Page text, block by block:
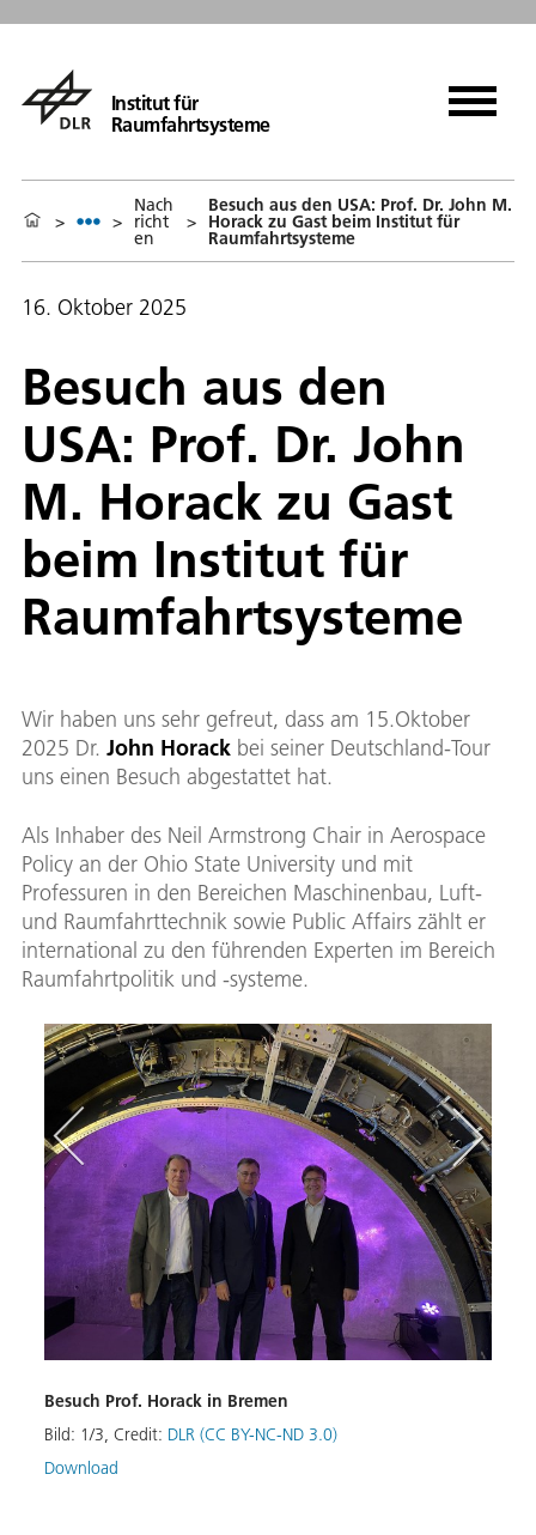
Institut für
Raumfahrtsysteme
> >
Nach
richt
en
>
Besuch aus den USA: Prof. Dr. John M.
Horack zu Gast beim Institut für
Raumfahrtsysteme
16. Oktober 2025
Besuch aus den
USA: Prof. Dr. John
M. Horack zu Gast
beim Institut für
Raumfahrtsysteme
Wir haben uns sehr gefreut, dass am 15.Oktober
2025 Dr. John Horack bei seiner Deutschland-Tour
uns einen Besuch abgestattet hat.
Als Inhaber des Neil Armstrong Chair in Aerospace
Policy an der Ohio State University und mit
Professuren in den Bereichen Maschinenbau, Luft-
und Raumfahrttechnik sowie Public Affairs zählt er
international zu den führenden Experten im Bereich
Raumfahrtpolitik und -systeme.
Besuch Prof. Horack in Bremen
Bild: 1/3 Credit: DLR (CC BY-NC-ND 3.0)
Download